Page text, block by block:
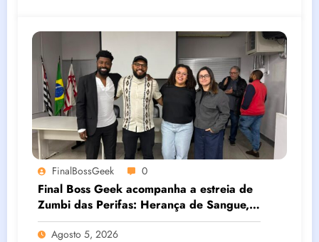
FinalBossGeek 0
Final Boss Geek acompanha a estreia de
Zumbi das Perifas: Herança de Sangue,
novo curta da Final Boss Filmes
Agosto 5, 2026